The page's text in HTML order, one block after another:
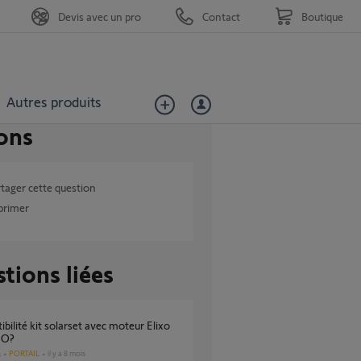
Autres produits
Devis avec un pro Contact Boutique
cette question
liées
PORTAIL il y a 8 mois